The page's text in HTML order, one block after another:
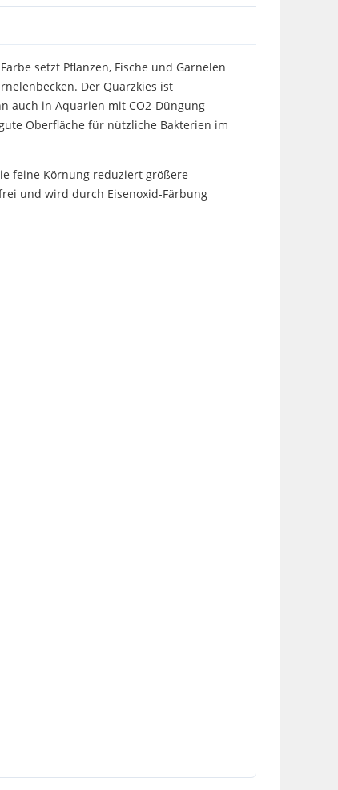
setzt Pflanzen, Fische und Garnelen
Der Quarzkies ist
auch in Aquarien mit CO2-Düngung
Oberfläche für nützliche Bakterien im
feine Körnung reduziert größere
und wird durch Eisenoxid-Färbung